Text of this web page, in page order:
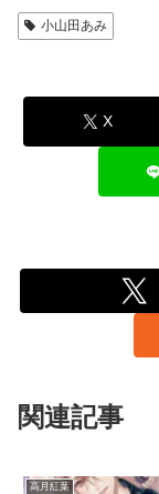
小山田あみ
X
関連記事
高月紅葉